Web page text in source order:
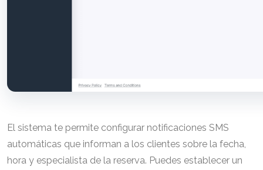
El sistema te permite configurar notificaciones SMS
automáticas que informan a los clientes sobre la fecha,
hora y especialista de la reserva. Puedes establecer un